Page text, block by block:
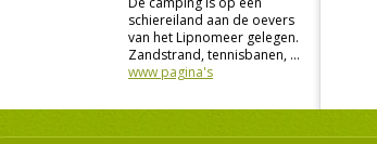
schiereiland aan de oevers
van het Lipnomeer gelegen.
Zandstrand, tennisbanen, ...
www pagina's